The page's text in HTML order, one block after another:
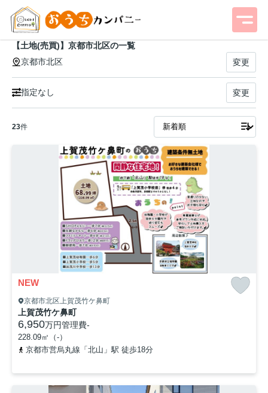
【土地(売買)】京都市北区の一覧
京都市北区
変更
指定なし 変更
23件
NEW
京都市北区上賀茂竹ケ鼻町
上賀茂竹ケ鼻町
6,950万円管理費-
228.09㎡（-）
京都市営烏丸線「北山」駅 徒歩18分